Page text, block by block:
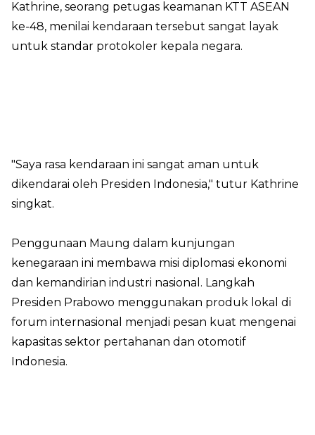
Kathrine, seorang petugas keamanan KTT ASEAN
ke-48, menilai kendaraan tersebut sangat layak
untuk standar protokoler kepala negara.
"Saya rasa kendaraan ini sangat aman untuk
dikendarai oleh Presiden Indonesia," tutur Kathrine
singkat.
Penggunaan Maung dalam kunjungan
kenegaraan ini membawa misi diplomasi ekonomi
dan kemandirian industri nasional. Langkah
Presiden Prabowo menggunakan produk lokal di
forum internasional menjadi pesan kuat mengenai
kapasitas sektor pertahanan dan otomotif
Indonesia.